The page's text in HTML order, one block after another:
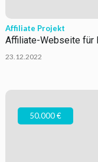
Affiliate Projekt
Affiliate-Webseite für
23.12.2022
50.000 €